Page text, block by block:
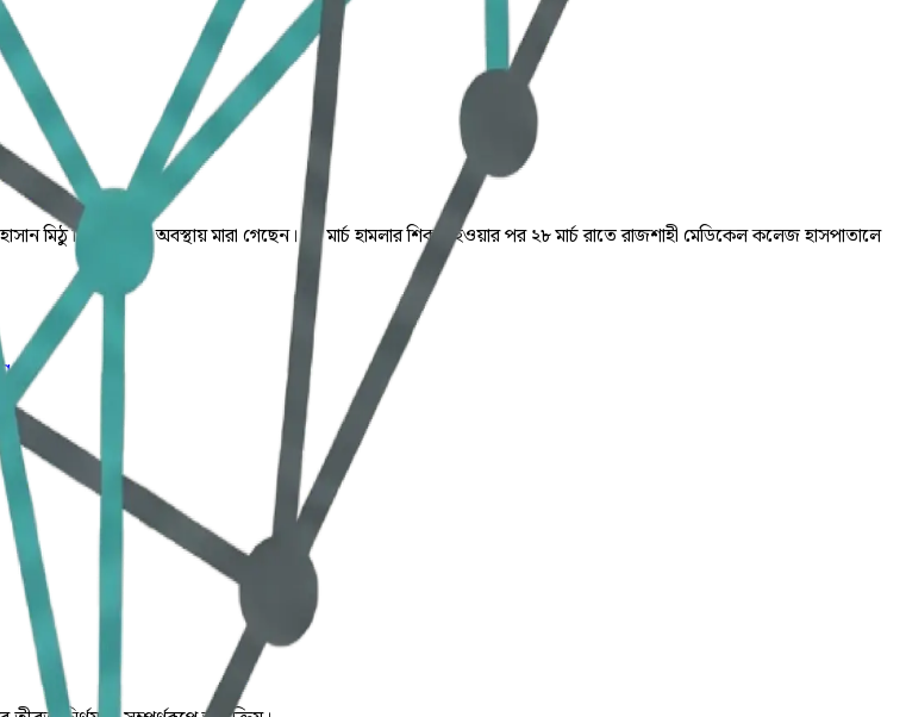
চিকিৎসাধীন অবস্থায় মারা গেছেন। ২৭ মার্চ হামলার শিকার হওয়ার পর ২৮ মার্চ রাতে রাজশাহী মেডিকেল কলেজ হাসপাতালে